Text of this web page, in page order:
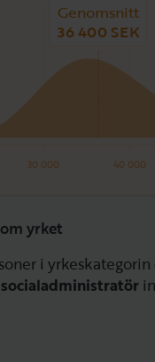
30 000 40 000
Genomsnitt
36 400 SEK
yrket
i yrkeskategorin
socialadministratör